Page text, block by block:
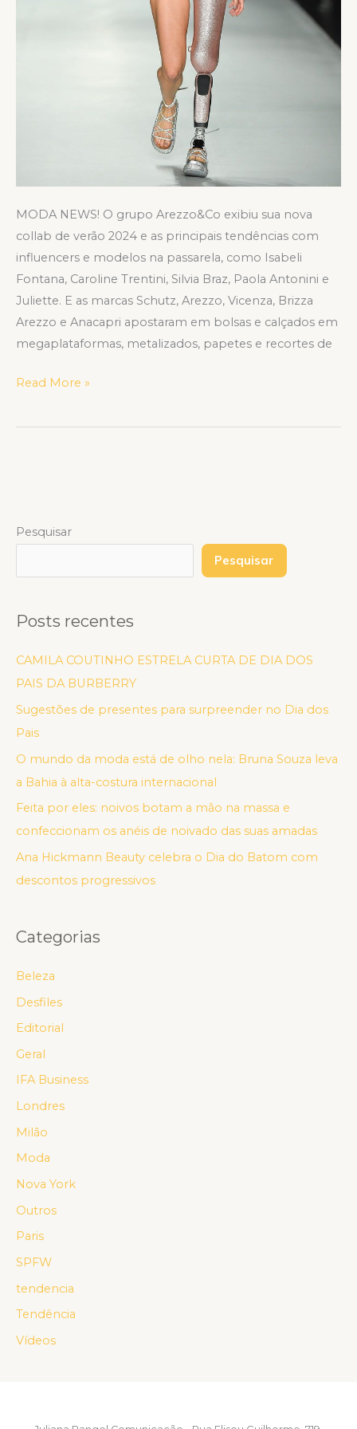
MODA NEWS! O grupo Arezzo&Co exibiu sua nova
collab de verão 2024 e as principais tendências com
influencers e modelos na passarela, como Isabeli
Fontana, Caroline Trentini, Silvia Braz, Paola Antonini e
Juliette. E as marcas Schutz, Arezzo, Vicenza, Brizza
Arezzo e Anacapri apostaram em bolsas e calçados em
megaplataformas, metalizados, papetes e recortes de
Read More »
Pesquisar
Pesquisar
Posts recentes
CAMILA COUTINHO ESTRELA CURTA DE DIA DOS
PAIS DA BURBERRY
Sugestões de presentes para surpreender no Dia dos
Pais
O mundo da moda está de olho nela: Bruna Souza leva
a Bahia à alta-costura internacional
Feita por eles: noivos botam a mão na massa e
confeccionam os anéis de noivado das suas amadas
Ana Hickmann Beauty celebra o Dia do Batom com
descontos progressivos
Categorias
Beleza
Desfiles
Editorial
Geral
IFA Business
Londres
Milão
Moda
Nova York
Outros
Paris
SPFW
tendencia
Tendência
Vídeos